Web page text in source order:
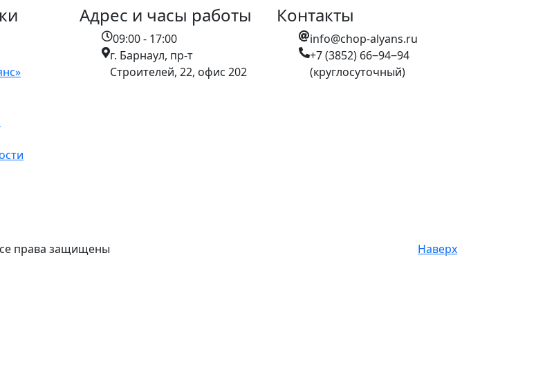
Адрес и часы работы
09:00 - 17:00
г. Барнаул, пр-т
Строителей, 22, офис 202
Контакты
info@chop-alyans.ru
+7 (3852) 66‒94‒94
(круглосуточный)
права защищены Наверх